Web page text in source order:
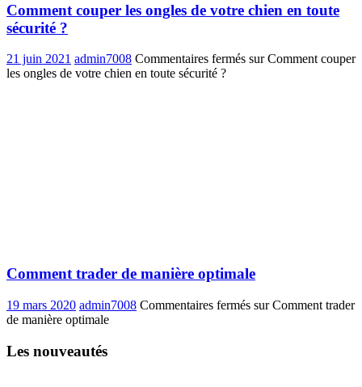
Comment couper les ongles de votre chien en toute
sécurité ?
21 juin 2021 admin7008 Commentaires fermés sur Comment couper
les ongles de votre chien en toute sécurité ?
Comment trader de manière optimale
19 mars 2020 admin7008 Commentaires fermés sur Comment trader
de manière optimale
Les nouveautés